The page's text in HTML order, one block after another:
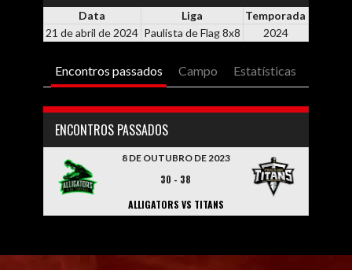
Data Liga
Temporada
21 de abril de 2024 Paulista de Flag 8x8 2024
Encontros passados Campo Estatísticas
ENCONTROS PASSADOS
8 DE OUTUBRO DE 2023
30 - 38
ALLIGATORS VS TITANS